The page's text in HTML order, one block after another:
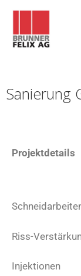
Sanierung
Projektdetails
Riss-
Injektionen